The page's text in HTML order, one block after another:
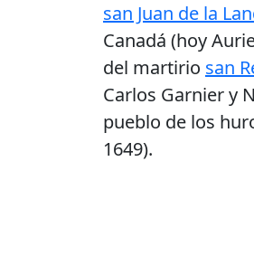
san Juan de la
Canadá (hoy
del martirio san
Carlos Garnier y
pueblo de los
1649).